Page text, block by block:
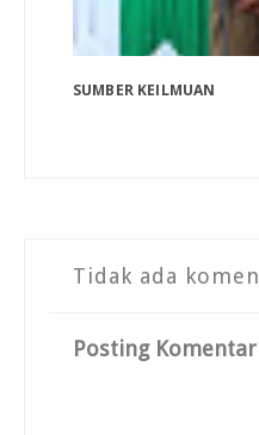
SUMBER KEILMUAN
Tidak ada
Posting Komentar